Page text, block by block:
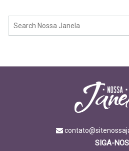
SIGA-NOS